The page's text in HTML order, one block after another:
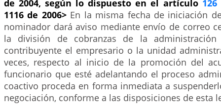
de 2004, según lo dispuesto en el artículo 126
1116 de 2006> En la misma fecha de iniciación
nominador dará aviso mediante envío de correo
la división de cobranzas de la
contribuyente el empresario o la unidad
veces, respecto al inicio de la promoción del
funcionario que esté adelantando el proceso
coactivo proceda en forma inmediata a
negociación, conforme a las disposiciones de esta